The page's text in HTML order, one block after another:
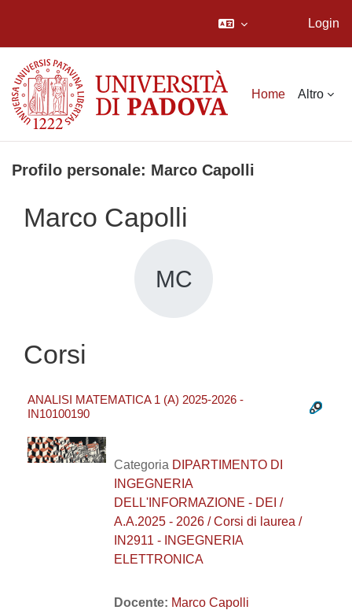
Login
Home Altro
Profilo personale: Marco Capolli
Marco Capolli
MC
Corsi
ANALISI MATEMATICA 1 (A) 2025-2026 -
IN10100190
Categoria DIPARTIMENTO DI
INGEGNERIA
DELL'INFORMAZIONE - DEI /
A.A.2025 - 2026 / Corsi di laurea /
IN2911 - INGEGNERIA
ELETTRONICA
Docente: Marco Capolli